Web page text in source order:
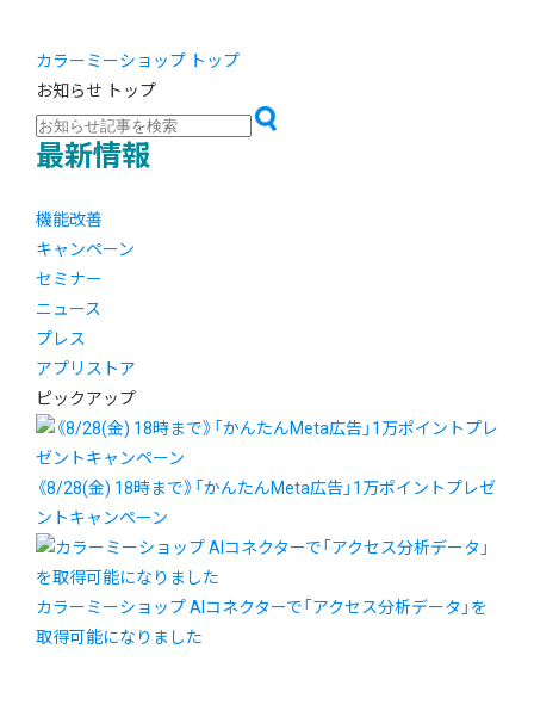
カラーミーショップ トップ
お知らせ トップ
最新情報
機能改善
キャンペーン
セミナー
ニュース
プレス
アプリストア
ピックアップ
《8/28(金) 18時まで》「かんたんMeta広告」1万ポイントプレゼ
ントキャンペーン
カラーミーショップ AIコネクターで「アクセス分析データ」を
取得可能になりました